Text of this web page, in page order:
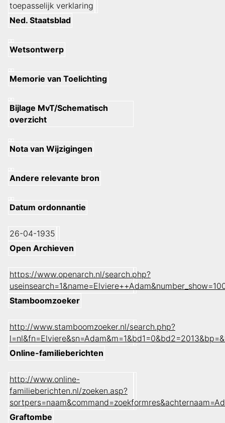
toepasselijk verklaring
Ned. Staatsblad
Wetsontwerp
Memorie van Toelichting
Bijlage MvT/Schematisch
overzicht
Nota van Wijzigingen
Andere relevante bron
Datum ordonnantie
26-04-1935
Open Archieven
https://www.openarch.nl/search.php?
Stamboomzoeker
http://www.stamboomzoeker.nl/search.php?
Online-familieberichten
http://www.online-
familieberichten.nl/zoeken.asp?
Graftombe